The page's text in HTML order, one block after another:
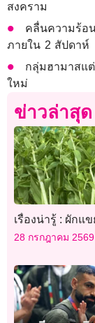
สงคราม
คลื่นความร้อ
ภายใน 2 สัปดาห์
กลุ่มฮามาสแ
ใหม่
ข่าวล่าสุด
เรื่องน่ารู้ : ผักแข
28 กรกฎาคม 2569